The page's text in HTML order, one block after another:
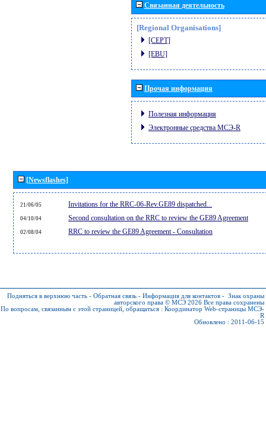
Связанная деятельность
[Regional Organisations]
[CEPT]
[EBU]
Прочая информация
Полезная информация
Электронные средства МСЭ-R
[Newsflashes]
21/06/05 Invitations for the RRC-06-Rev.GE89 dispatched...
04/10/04 Second consultation on the RRC to review the GE89 Agreement
02/08/04 RRC to review the GE89 Agreement - Consultation
Подняться в верхнюю часть - Обратная связь - Информация для контактов - Знак охраны
авторского права © МСЭ 2026 Все права сохранены
По вопросам, связанным с этой страницей, обращаться : Координатор Web-страницы МСЭ-
R
Обновлено : 2011-06-15